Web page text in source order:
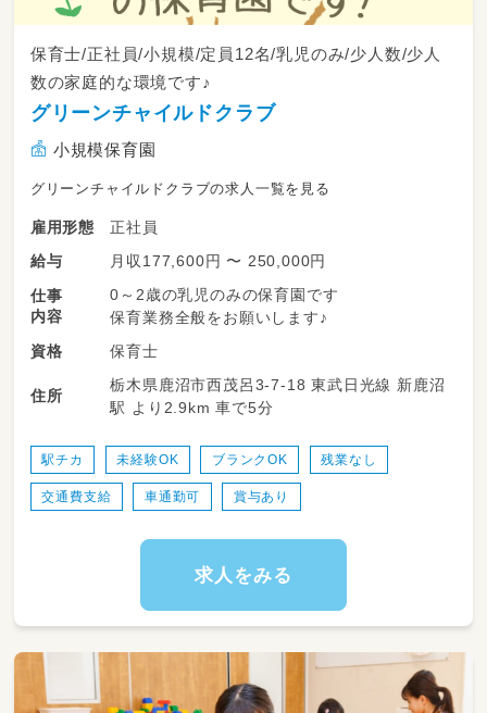
保育士/正社員/小規模/定員12名/乳児のみ/少人数/少人
数の家庭的な環境です♪
グリーンチャイルドクラブ
小規模保育園
グリーンチャイルドクラブの求人一覧を見る
雇用形態
正社員
給与
月収177,600円 〜 250,000円
仕事
内容
0～2歳の乳児のみの保育園です
保育業務全般をお願いします♪
資格
保育士
住所
栃木県鹿沼市西茂呂3-7-18 東武日光線 新鹿沼
駅 より2.9km 車で5分
駅チカ 未経験OK ブランクOK 残業なし
交通費支給 車通勤可 賞与あり
求人をみる